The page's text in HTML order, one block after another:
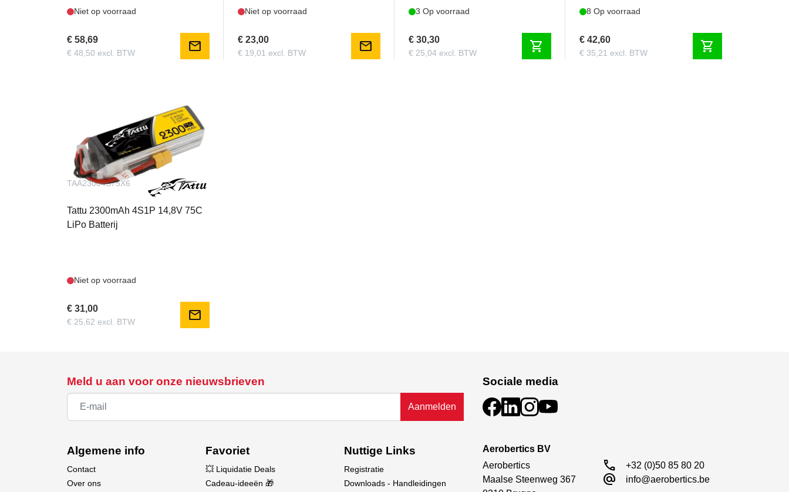
Niet op voorraad
€ 58,69
€ 48,50 excl. BTW mail
Niet op voorraad
€ 23,00
€ 19,01 excl. BTW mail
3 Op voorraad
€ 30,30
€ 25,04 excl. BTW shopping_cart
8 Op voorraad
€ 42,60
€ 35,21 excl. BTW shopping_cart
TAA23004S75X6
Tattu 2300mAh 4S1P 14,8V 75C
LiPo Batterij
Niet op voorraad
€ 31,00
€ 25,62 excl. BTW mail
Meld u aan voor onze nieuwsbrieven
Aanmelden
Sociale media
Algemene info
Contact
Over ons
Favoriet
💥 Liquidatie Deals
Cadeau-ideeën 🎁
Nuttige Links
Registratie
Downloads - Handleidingen
Aerobertics BV
Aerobertics
Maalse Steenweg 367
call +32 (0)50 85 80 20
alternate_email info@aerobertics.be